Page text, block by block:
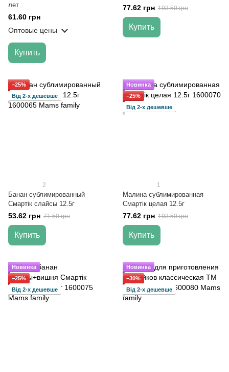
лет
61.60 грн
Оптовые цены
Купить
77.62 грн 103.50 грн
Купить
−25%
Від 2-х дешевше
2
Банан сублимированный
Смартік слайсы 12.5г
53.62 грн 71.50 грн
Купить
Новинка
−25%
Від 2-х дешевше
1
Малина сублимированная
Смартік целая 12.5г
77.62 грн 103.50 грн
Купить
Новинка
−25%
Від 2-х дешевше
Новинка
−30%
Від 2-х дешевше